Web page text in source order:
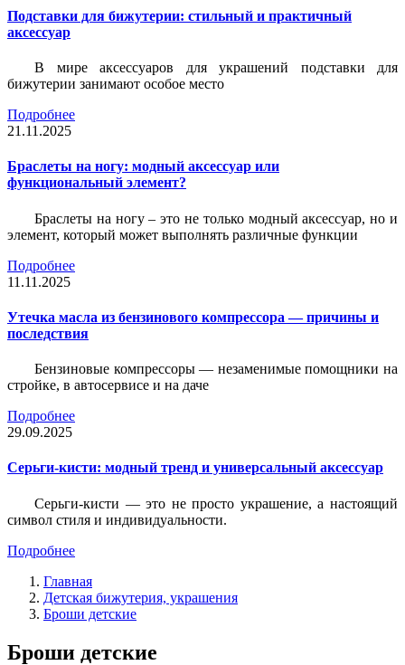
Подставки для бижутерии: стильный и практичный
аксессуар
В мире аксессуаров для украшений подставки для
бижутерии занимают особое место
Подробнее
21.11.2025
Браслеты на ногу: модный аксессуар или
функциональный элемент?
Браслеты на ногу – это не только модный аксессуар, но и
элемент, который может выполнять различные функции
Подробнее
11.11.2025
Утечка масла из бензинового компрессора — причины и
последствия
Бензиновые компрессоры — незаменимые помощники на
стройке, в автосервисе и на даче
Подробнее
29.09.2025
Серьги-кисти: модный тренд и универсальный аксессуар
Серьги-кисти — это не просто украшение, а настоящий
символ стиля и индивидуальности.
Подробнее
Главная
Детская бижутерия, украшения
Броши детские
Броши детские